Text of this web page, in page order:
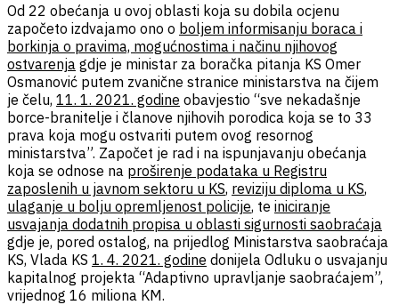
Od 22 obećanja u ovoj oblasti koja su dobila ocjenu
započeto izdvajamo ono o boljem informisanju boraca i
borkinja o pravima, mogućnostima i načinu njihovog
ostvarenja gdje je ministar za boračka pitanja KS Omer
Osmanović putem zvanične stranice ministarstva na čijem
je čelu, 11. 1. 2021. godine obavjestio “sve nekadašnje
borce-branitelje i članove njihovih porodica koja se to 33
prava koja mogu ostvariti putem ovog resornog
ministarstva”. Započet je rad i na ispunjavanju obećanja
koja se odnose na proširenje podataka u Registru
zaposlenih u javnom sektoru u KS, reviziju diploma u KS,
ulaganje u bolju opremljenost policije, te iniciranje
usvajanja dodatnih propisa u oblasti sigurnosti saobraćaja
gdje je, pored ostalog, na prijedlog Ministarstva saobraćaja
KS, Vlada KS 1. 4. 2021. godine donijela Odluku o usvajanju
kapitalnog projekta “Adaptivno upravljanje saobraćajem”,
vrijednog 16 miliona KM.